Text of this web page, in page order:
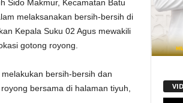
Sido Makmur, Kecamatan Batu
melaksanakan bersih-bersih di
Kepala Suku 02 Agus mewakili
gotong royong.
bersih-bersih dan
bersama di halaman tiyuh,